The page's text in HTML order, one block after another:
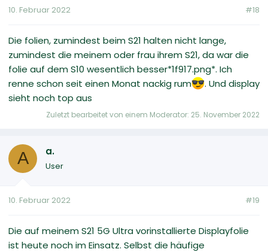
10. Februar 2022 #18
Die folien, zumindest beim S21 halten nicht lange,
zumindest die meinem oder frau ihrem S21, da war die
folie auf dem S10 wesentlich besser*1f917.png*. Ich
renne schon seit einen Monat nackig rum
. Und display
sieht noch top aus
Zuletzt bearbeitet von einem Moderator: 25. November 2022
A a.
User
10. Februar 2022 #19
Die auf meinem S21 5G Ultra vorinstallierte Displayfolie
ist heute noch im Einsatz. Selbst die häufige